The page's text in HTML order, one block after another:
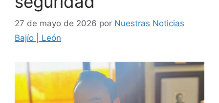
27 de mayo de 2026 por Nuestras Noticias
Bajío | León